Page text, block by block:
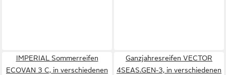
IMPERIAL Sommerreifen
ECOVAN 3 C, in verschiedenen
Ganzjahresreifen VECTOR
4SEAS.GEN-3, in verschiedenen